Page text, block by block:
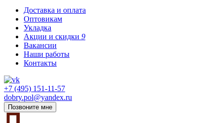
Доставка и оплата
Оптовикам
Укладка
Акции и скидки 9
Вакансии
Наши работы
Контакты
+7 (495) 151-11-57
dobry.pol@yandex.ru
Позвоните мне